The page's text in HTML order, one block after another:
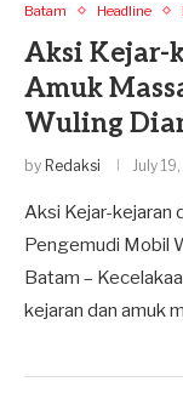
Batam Headline
Aksi Kejar-
Amuk
Wuling
by Redaksi July
Aksi Kejar-kejaran
Pengemudi Mobil
Batam –
kejaran dan amuk